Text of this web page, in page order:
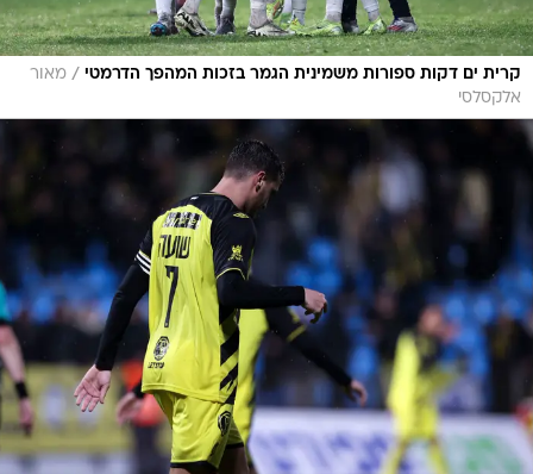
קרית ים דקות ספורות משמינית הגמר בזכות המהפך הדרמטי / מאור
אלקסלסי